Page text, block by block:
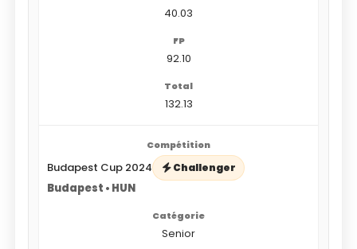
40.03
92.10
132.13
Budapest Cup 2024 Challenger
Budapest • HUN
Senior